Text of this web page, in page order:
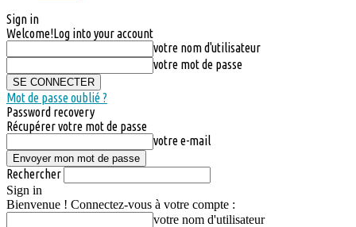
Sign in
Welcome!Log into your account
votre nom d'utilisateur
votre mot de passe
Mot de passe oublié ?
Password recovery
Récupérer votre mot de passe
votre e-mail
Rechercher
Sign in
Bienvenue ! Connectez-vous à votre compte :
votre nom d'utilisateur